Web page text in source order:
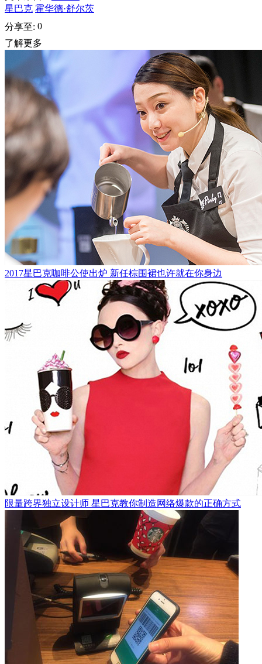
星巴克 霍华德·舒尔茨
分享至: 0
了解更多
2017星巴克咖啡公使出炉 新任棕围裙也许就在你身边
限量跨界独立设计师 星巴克教你制造网络爆款的正确方式